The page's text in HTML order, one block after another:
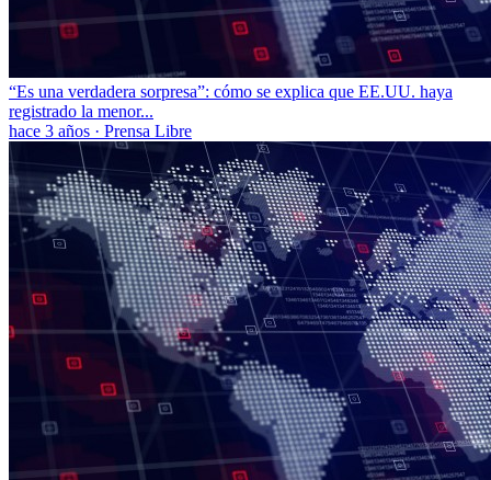
“Es una verdadera sorpresa”: cómo se explica que EE.UU. haya
registrado la menor...
hace 3 años · Prensa Libre